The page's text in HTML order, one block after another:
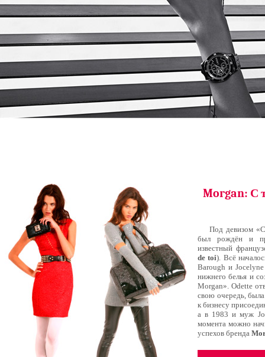
Morgan: С
Под девизом
был рождён и
известный
de toi). Всё
Barough и Jocelyne
нижнего белья и
Morgan». Odette
свою очередь,
к бизнесу
а в 1983 и муж
момента можно
успехов бренда